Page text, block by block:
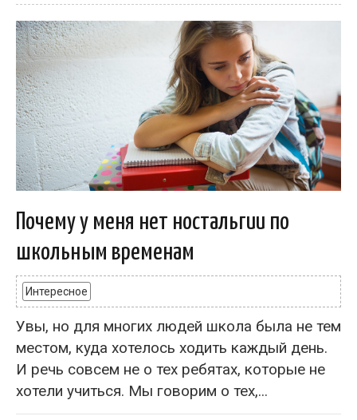
Почему у меня нет ностальгии по
школьным временам
Интересное
Увы, но для многих людей школа была не тем
местом, куда хотелось ходить каждый день.
И речь совсем не о тех ребятах, которые не
хотели учиться. Мы говорим о тех,...